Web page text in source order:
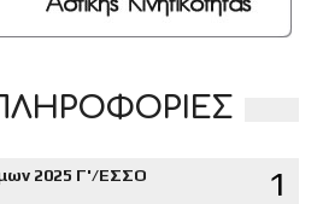
2025 Γ'/ΕΣΣΟ 1